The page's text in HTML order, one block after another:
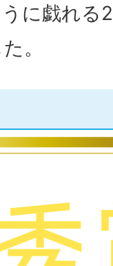
に戯れる
。